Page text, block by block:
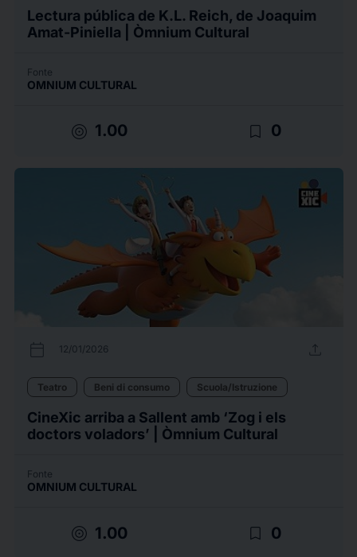
Lectura pública de K.L. Reich, de Joaquim
Amat-Piniella | Òmnium Cultural
Fonte
OMNIUM CULTURAL
target 1.00 bookmark_border 0
calendar_today 12/01/2026 upload
Teatro Beni di consumo Scuola/Istruzione
CineXic arriba a Sallent amb ‘Zog i els
doctors voladors’ | Òmnium Cultural
Fonte
OMNIUM CULTURAL
target 1.00 bookmark_border 0